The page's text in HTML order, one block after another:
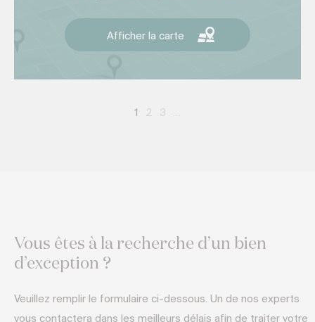
Afficher la carte
1 2 3 …
Vous êtes à la recherche d’un bien
d’exception ?
Veuillez remplir le formulaire ci-dessous. Un de nos experts
vous contactera dans les meilleurs délais afin de traiter votre